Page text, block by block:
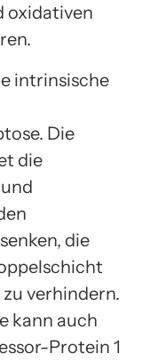
oxidativen
intrinsische
Die
die
die
verhindern.
kann auch
Protein 1